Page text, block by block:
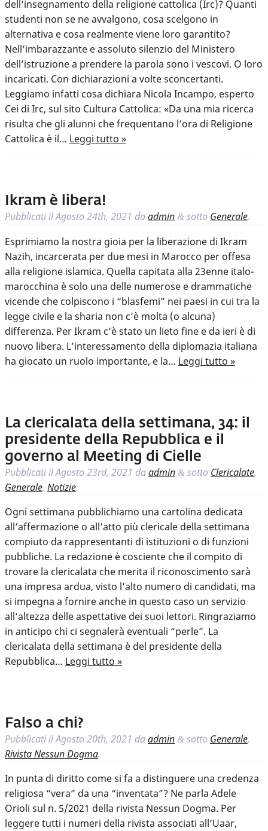
dell’insegnamento della religione cattolica (Irc)? Quanti
studenti non se ne avvalgono, cosa scelgono in
alternativa e cosa realmente viene loro garantito?
Nell’imbarazzante e assoluto silenzio del Ministero
dell’istruzione a prendere la parola sono i vescovi. O loro
incaricati. Con dichiarazioni a volte sconcertanti.
Leggiamo infatti cosa dichiara Nicola Incampo, esperto
Cei di Irc, sul sito Cultura Cattolica: «Da una mia ricerca
risulta che gli alunni che frequentano l’ora di Religione
Cattolica è il… Leggi tutto »
Ikram è libera!
Pubblicati ilAgosto 24th, 2021 daadmin & sotto Generale.
Esprimiamo la nostra gioia per la liberazione di Ikram
Nazih, incarcerata per due mesi in Marocco per offesa
alla religione islamica. Quella capitata alla 23enne italo-
marocchina è solo una delle numerose e drammatiche
vicende che colpiscono i “blasfemi” nei paesi in cui tra la
legge civile e la sharia non c’è molta (o alcuna)
differenza. Per Ikram c’è stato un lieto fine e da ieri è di
nuovo libera. L’interessamento della diplomazia italiana
ha giocato un ruolo importante, e la… Leggi tutto »
La clericalata della settimana, 34: il
presidente della Repubblica e il
governo al Meeting di Cielle
Pubblicati ilAgosto 23rd, 2021 daadmin & sotto Clericalate,
Generale, Notizie.
Ogni settimana pubblichiamo una cartolina dedicata
all’affermazione o all’atto più clericale della settimana
compiuto da rappresentanti di istituzioni o di funzioni
pubbliche. La redazione è cosciente che il compito di
trovare la clericalata che merita il riconoscimento sarà
una impresa ardua, visto l’alto numero di candidati, ma
si impegna a fornire anche in questo caso un servizio
all’altezza delle aspettative dei suoi lettori. Ringraziamo
in anticipo chi ci segnalerà eventuali “perle”. La
clericalata della settimana è del presidente della
Repubblica… Leggi tutto »
Falso a chi?
Pubblicati ilAgosto 20th, 2021 daadmin & sotto Generale,
Rivista Nessun Dogma.
In punta di diritto come si fa a distinguere una credenza
religiosa “vera” da una “inventata”? Ne parla Adele
Orioli sul n. 5/2021 della rivista Nessun Dogma. Per
leggere tutti i numeri della rivista associati all’Uaar,